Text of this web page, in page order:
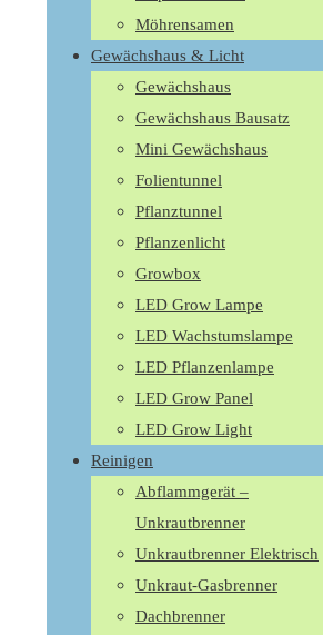
Möhrensamen
Gewächshaus & Licht
Gewächshaus
Gewächshaus Bausatz
Mini Gewächshaus
Folientunnel
Pflanztunnel
Pflanzenlicht
Growbox
LED Grow Lampe
LED Wachstumslampe
LED Pflanzenlampe
LED Grow Panel
LED Grow Light
Reinigen
Abflammgerät –
Unkrautbrenner
Unkrautbrenner Elektrisch
Unkraut-Gasbrenner
Dachbrenner